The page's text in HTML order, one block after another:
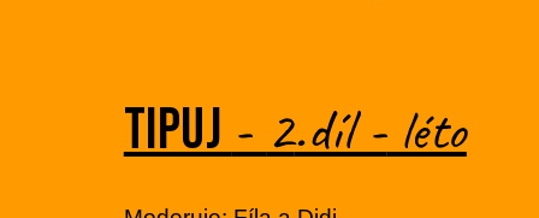
tipuj - 2.díl -léto